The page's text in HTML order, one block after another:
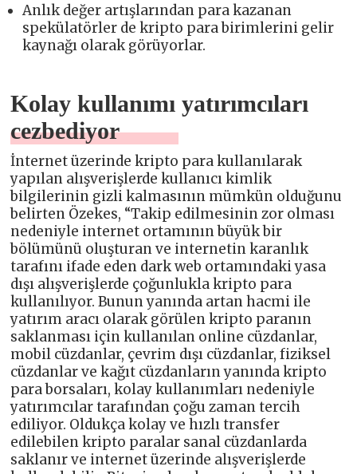
Anlık değer artışlarından para kazanan
spekülatörler de kripto para birimlerini gelir
kaynağı olarak görüyorlar.
Kolay kullanımı yatırımcıları
cezbediyor
İnternet üzerinde kripto para kullanılarak
yapılan alışverişlerde kullanıcı kimlik
bilgilerinin gizli kalmasının mümkün olduğunu
belirten Özekes, “Takip edilmesinin zor olması
nedeniyle internet ortamının büyük bir
bölümünü oluşturan ve internetin karanlık
tarafını ifade eden dark web ortamındaki yasa
dışı alışverişlerde çoğunlukla kripto para
kullanılıyor. Bunun yanında artan hacmi ile
yatırım aracı olarak görülen kripto paranın
saklanması için kullanılan online cüzdanlar,
mobil cüzdanlar, çevrim dışı cüzdanlar, fiziksel
cüzdanlar ve kağıt cüzdanların yanında kripto
para borsaları, kolay kullanımları nedeniyle
yatırımcılar tarafından çoğu zaman tercih
ediliyor. Oldukça kolay ve hızlı transfer
edilebilen kripto paralar sanal cüzdanlarda
saklanır ve internet üzerinde alışverişlerde